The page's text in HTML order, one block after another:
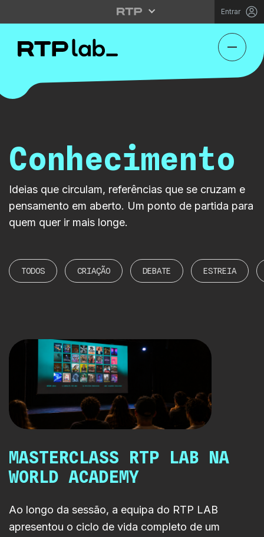
Entrar
Conhecimento
Ideias que circulam, referências que se cruzam e
pensamento em aberto. Um ponto de partida para
quem quer ir mais longe.
TODOS CRIAÇÃO DEBATE ESTREIA
MASTERCLASS RTP LAB NA
WORLD ACADEMY
Ao longo da sessão, a equipa do RTP LAB
apresentou o ciclo de vida completo de um